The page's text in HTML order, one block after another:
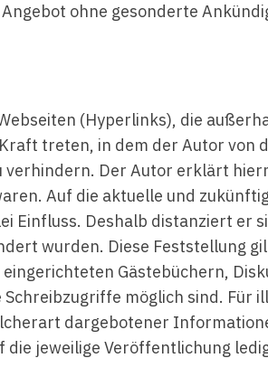
ohne gesonderte
(Hyperlinks), die
treten, in dem der Autor
Der Autor erklärt
Auf die aktuelle und
Einfluss. Deshalb distanziert er
wurden. Diese Feststellung
Gästebüchern,
möglich sind.
dargebotener
jeweilige Veröffentlichung